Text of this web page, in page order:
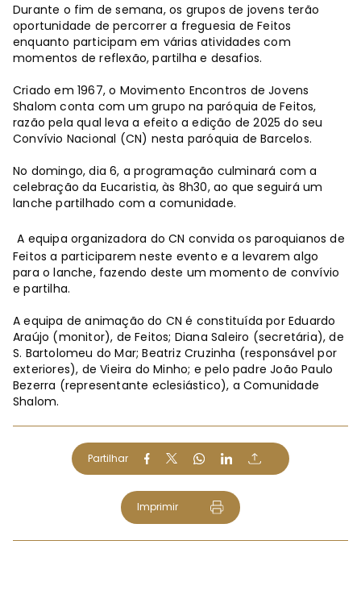
Durante o fim de semana, os grupos de jovens terão
oportunidade de percorrer a freguesia de Feitos
enquanto participam em várias atividades com
momentos de reflexão, partilha e desafios.
Criado em 1967, o Movimento Encontros de Jovens
Shalom conta com um grupo na paróquia de Feitos,
razão pela qual leva a efeito a edição de 2025 do seu
Convívio Nacional (CN) nesta paróquia de Barcelos.
No domingo, dia 6, a programação culminará com a
celebração da Eucaristia, às 8h30, ao que seguirá um
lanche partilhado com a comunidade.
A equipa organizadora do CN convida os paroquianos de
Feitos a participarem neste evento e a levarem algo
para o lanche, fazendo deste um momento de convívio
e partilha.
A equipa de animação do CN é constituída por Eduardo
Araújo (monitor), de Feitos; Diana Saleiro (secretária), de
S. Bartolomeu do Mar; Beatriz Cruzinha (responsável por
exteriores), de Vieira do Minho; e pelo padre João Paulo
Bezerra (representante eclesiástico), a Comunidade
Shalom.
Partilhar
Imprimir